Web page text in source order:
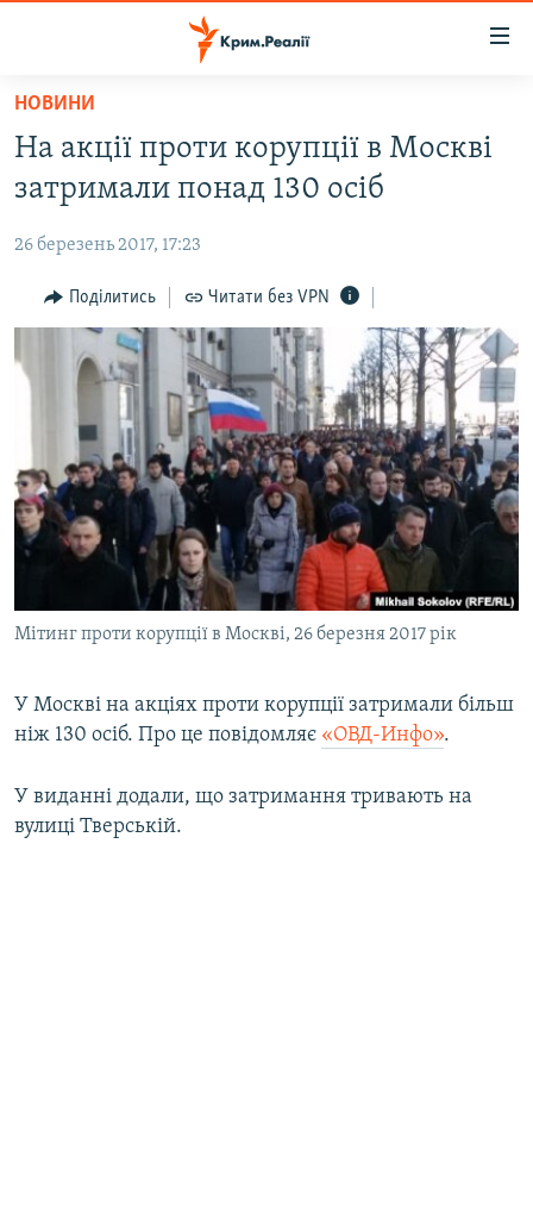
Перейти
основного
матеріалу
Перейти
до
навігації
Перейти
до
пошуку
ВОДА.КРИМ
ВІДЕО ТА ФОТО
ПОЛІТИКА
БЛОГИ
ПОГЛЯД
ІНТЕРВ'Ю
ВСЕ ЗА ДЕНЬ
СПЕЦПРОЕКТИ
ДЕПОРТАЦІЯ
ВІДЕОУРОКИ «ELIFBE»
СВІДЧЕННЯ ОКУПАЦІЇ
УКРАЇНСЬКА ПРОБЛЕМА КРИМУ
ЯК ОБІЙТИ БЛОКУВАННЯ
Qırımtatar
Усі сайти RFE/RL
НОВИНИ
На акції проти корупції в Москві
затримали понад 130 осіб
26 березень 2017, 17:23
Поділитись Читати без VPN
Мітинг проти корупції в Москві, 26 березня 2017 рік
У Москві на акціях проти корупції затримали більш
ніж 130 осіб. Про це повідомляє «ОВД-Инфо».
У виданні додали, що затримання тривають на
вулиці Тверській.